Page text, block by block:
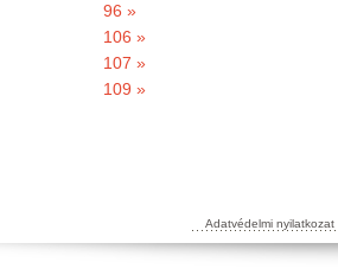
96 »
106 »
107 »
109 »
Adatvédelmi nyilatkozat